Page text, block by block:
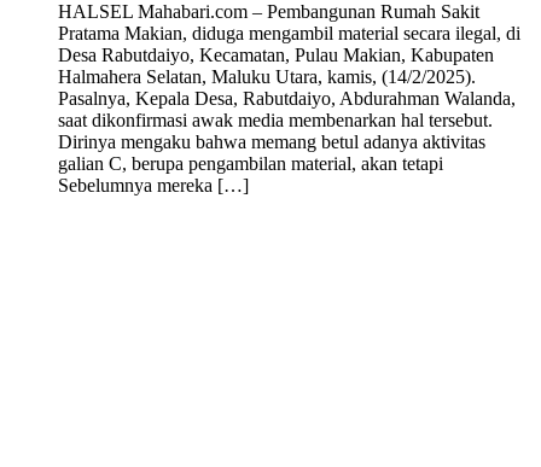
HALSEL Mahabari.com – Pembangunan Rumah Sakit
Pratama Makian, diduga mengambil material secara ilegal, di
Desa Rabutdaiyo, Kecamatan, Pulau Makian, Kabupaten
Halmahera Selatan, Maluku Utara, kamis, (14/2/2025).
Pasalnya, Kepala Desa, Rabutdaiyo, Abdurahman Walanda,
saat dikonfirmasi awak media membenarkan hal tersebut.
Dirinya mengaku bahwa memang betul adanya aktivitas
galian C, berupa pengambilan material, akan tetapi
Sebelumnya mereka […]